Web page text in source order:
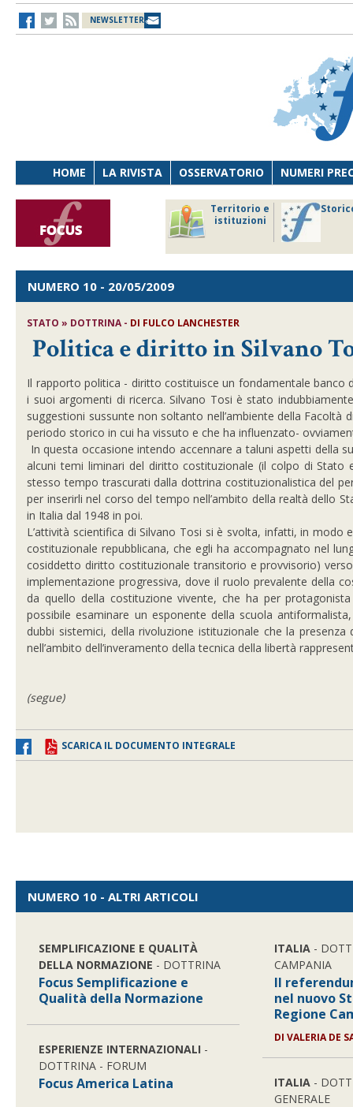
NEWSLETTER
HOME LA RIVISTA OSSERVATORIO NUMERI
Territorio e
istituzioni
NUMERO 10 - 20/05/2009
STATO » DOTTRINA - DI FULCO LANCHESTER
Politica e diritto in Silvano
Il rapporto politica - diritto costituisce un fondamentale banco
i suoi argomenti di ricerca. Silvano Tosi è stato
suggestioni sussunte non soltanto nell’ambiente della Facoltà
periodo storico in cui ha vissuto e che ha influenzato-
In questa occasione intendo accennare a taluni aspetti della
alcuni temi liminari del diritto costituzionale (il colpo di
stesso tempo trascurati dalla dottrina costituzionalistica del
per inserirli nel corso del tempo nell’ambito della realtà dello
in Italia dal 1948 in poi.
L’attività scientifica di Silvano Tosi si è svolta, infatti, in modo
costituzionale repubblicana, che egli ha accompagnato nel
cosiddetto diritto costituzionale transitorio e provvisorio)
implementazione progressiva, dove il ruolo prevalente della
da quello della costituzione vivente, che ha per
possibile esaminare un esponente della scuola
dubbi sistemici, della rivoluzione istituzionale che la
nell’ambito dell’inveramento della tecnica della libertà
(segue)
SCARICA IL DOCUMENTO INTEGRALE
NUMERO 10 - ALTRI ARTICOLI
SEMPLIFICAZIONE E QUALITÀ
DELLA NORMAZIONE - DOTTRINA
Focus Semplificazione e
Qualità della Normazione
ESPERIENZE INTERNAZIONALI -
DOTTRINA - FORUM
Focus America Latina
ITALIA -
CAMPANIA
Il
nel nuovo
Regione
DI VALERIA DE
ITALIA -
GENERALE